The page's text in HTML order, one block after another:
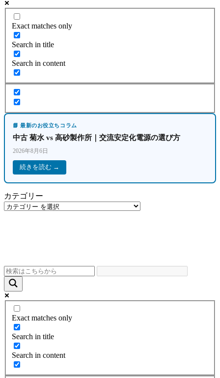
ー
ジ
送
り
Exact matches only
Search in title
Search in content
📘 最新のお役立ちコラム
中古 菊水 vs 高砂製作所｜交流安定化電源の選び方
2026年8月6日
続きを読む →
カテゴリー
Exact matches only
Search in title
Search in content